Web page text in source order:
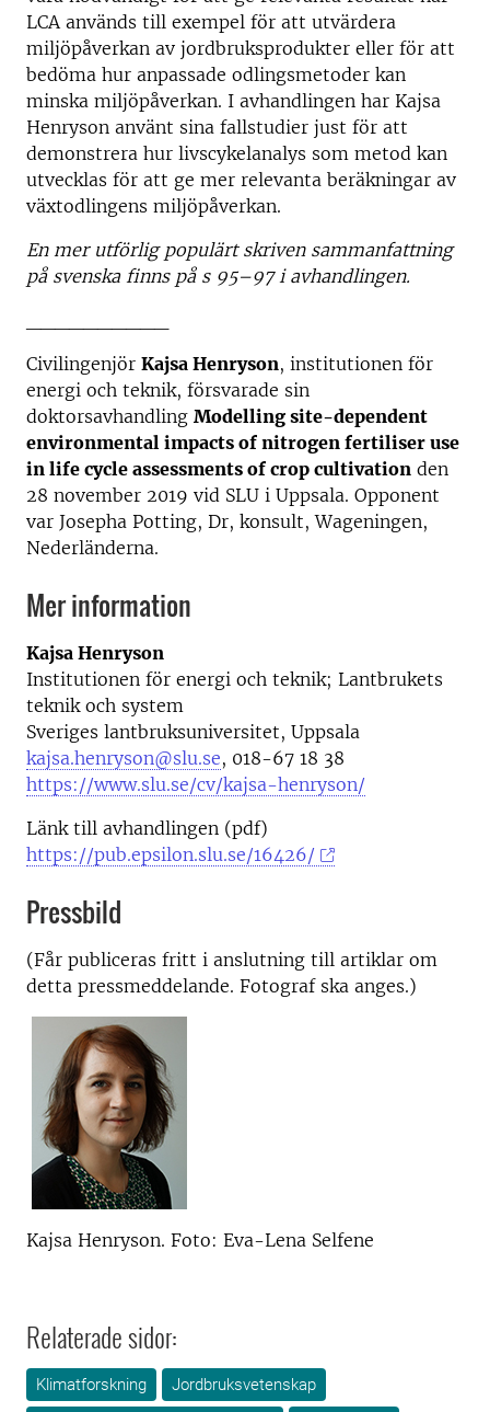
LCA används till exempel för att utvärdera
miljöpåverkan av jordbruksprodukter eller för att
bedöma hur anpassade odlingsmetoder kan
minska miljöpåverkan. I avhandlingen har Kajsa
Henryson använt sina fallstudier just för att
demonstrera hur livscykelanalys som metod kan
utvecklas för att ge mer relevanta beräkningar av
växtodlingens miljöpåverkan.
En mer utförlig populärt skriven sammanfattning
på svenska finns på s 95–97 i avhandlingen.
Civilingenjör Kajsa Henryson, institutionen för
energi och teknik, försvarade sin
doktorsavhandling Modelling site-dependent
environmental impacts of nitrogen fertiliser use
in life cycle assessments of crop cultivation den
28 november 2019 vid SLU i Uppsala. Opponent
var Josepha Potting, Dr, konsult, Wageningen,
Nederländerna.
Mer information
Kajsa Henryson
Institutionen för energi och teknik; Lantbrukets
teknik och system
Sveriges lantbruksuniversitet, Uppsala
kajsa.henryson@slu.se, 018-67 18 38
https://www.slu.se/cv/kajsa-henryson/
Länk till avhandlingen (pdf)
https://pub.epsilon.slu.se/16426/
Pressbild
(Får publiceras fritt i anslutning till artiklar om
detta pressmeddelande. Fotograf ska anges.)
Kajsa Henryson. Foto: Eva-Lena Selfene
Relaterade sidor:
Klimatforskning
Jordbruksvetenskap